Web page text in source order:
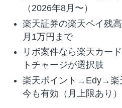
（2026年8月〜）
楽天証券の楽天ペイ残
月1万円まで
リボ案件なら楽天カー
トチャージが選択肢
楽天ポイント→Edy→楽
今も有効（月上限あり）